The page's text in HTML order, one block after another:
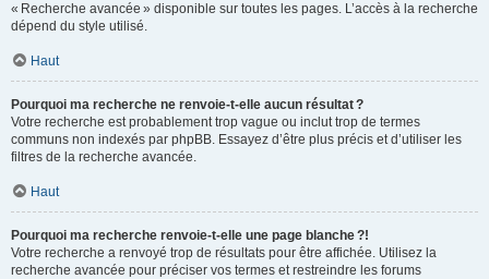
« Recherche avancée » disponible sur toutes les pages. L’accès à la recherche
dépend du style utilisé.
Haut
Pourquoi ma recherche ne renvoie-t-elle aucun résultat ?
Votre recherche est probablement trop vague ou inclut trop de termes
communs non indexés par phpBB. Essayez d’être plus précis et d’utiliser les
filtres de la recherche avancée.
Haut
Pourquoi ma recherche renvoie-t-elle une page blanche ?!
Votre recherche a renvoyé trop de résultats pour être affichée. Utilisez la
recherche avancée pour préciser vos termes et restreindre les forums